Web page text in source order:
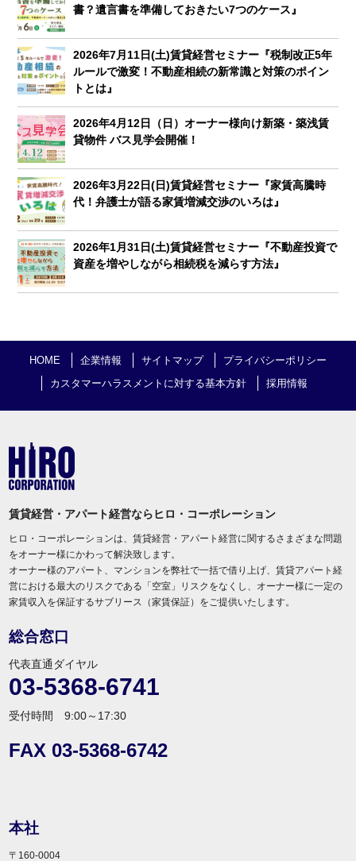
書？遺言書を準備しておきたい7つのケース』
2026年7月11日(土)賃貸経営セミナー『税制改正5年
ルールで激変！不動産相続の新常識と対策のポイン
トとは』
2026年4月12日（日）オーナー様向け新築・築浅賃
貸物件 バス見学会開催！
2026年3月22日(日)賃貸経営セミナー『家賃高騰時
代！弁護士が語る家賃増減交渉のいろは』
2026年1月31日(土)賃貸経営セミナー『不動産投資で
資産を増やしながら相続税を減らす方法』
HOME 企業情報 サイトマップ
プライバシーポリシー
カスタマーハラスメントに対する基本方針
採用情報
賃貸経営・アパート経営ならヒロ・コーポレーション
ヒロ・コーポレーションは、賃貸経営・アパート経営に関するさまざまな問題
をオーナー様にかわって解決致します。
オーナー様のアパート、マンションを弊社で一括で借り上げ、賃貸アパート経
営における最大のリスクである「空室」リスクをなくし、オーナー様に一定の
家賃収入を保証するサブリース（家賃保証）をご提供いたします。
総合窓口
代表直通ダイヤル
03-5368-6741
受付時間 9:00～17:30
FAX 03-5368-6742
本社
〒160-0004